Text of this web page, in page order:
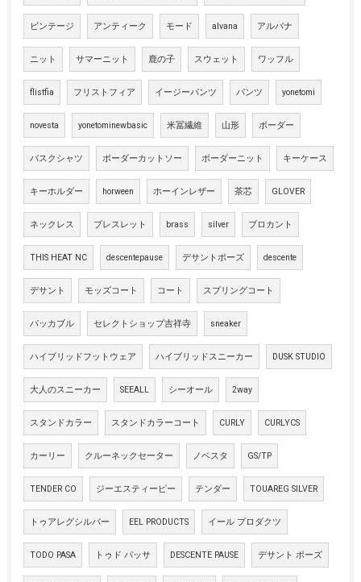
ビンテージ アンティーク モード alvana アルバナ
ニット サマーニット 鹿の子 スウェット ワッフル
flistfia フリストフィア イージーパンツ パンツ yonetomi
novesta yonetominewbasic 米冨繊維 山形 ボーダー
バスクシャツ ボーダーカットソー ボーダーニット キーケース
キーホルダー horween ホーインレザー 茶芯 GLOVER
ネックレス ブレスレット brass silver ブロカント
THIS HEAT NC descentepause デサントポーズ descente
デサント モッズコート コート スプリングコート
パッカブル セレクトショップ吉祥寺 sneaker
ハイブリッドフットウェア ハイブリッドスニーカー DUSK STUDIO
大人のスニーカー SEEALL シーオール 2way
スタンドカラー スタンドカラーコート CURLY CURLYCS
カーリー クルーネックセーター ノベスタ GS/TP
TENDER CO ジーエスティーピー テンダー TOUAREG SILVER
トゥアレグシルバー EEL PRODUCTS イール プロダクツ
TODO PASA トゥド パッサ DESCENTE PAUSE デサント ポーズ